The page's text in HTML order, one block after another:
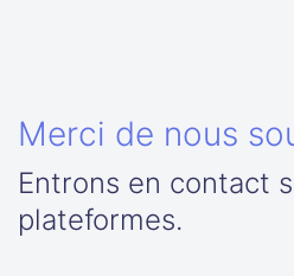
Merci de nous
Entrons en contact
plateformes.